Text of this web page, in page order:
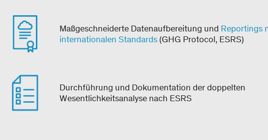
Maßgeschneiderte Datenaufbereitung und Reportings
internationalen Standards(GHG Protocol, ESRS)
Durchführung und Dokumentation der doppelten
Wesentlichkeitsanalyse nach ESRS